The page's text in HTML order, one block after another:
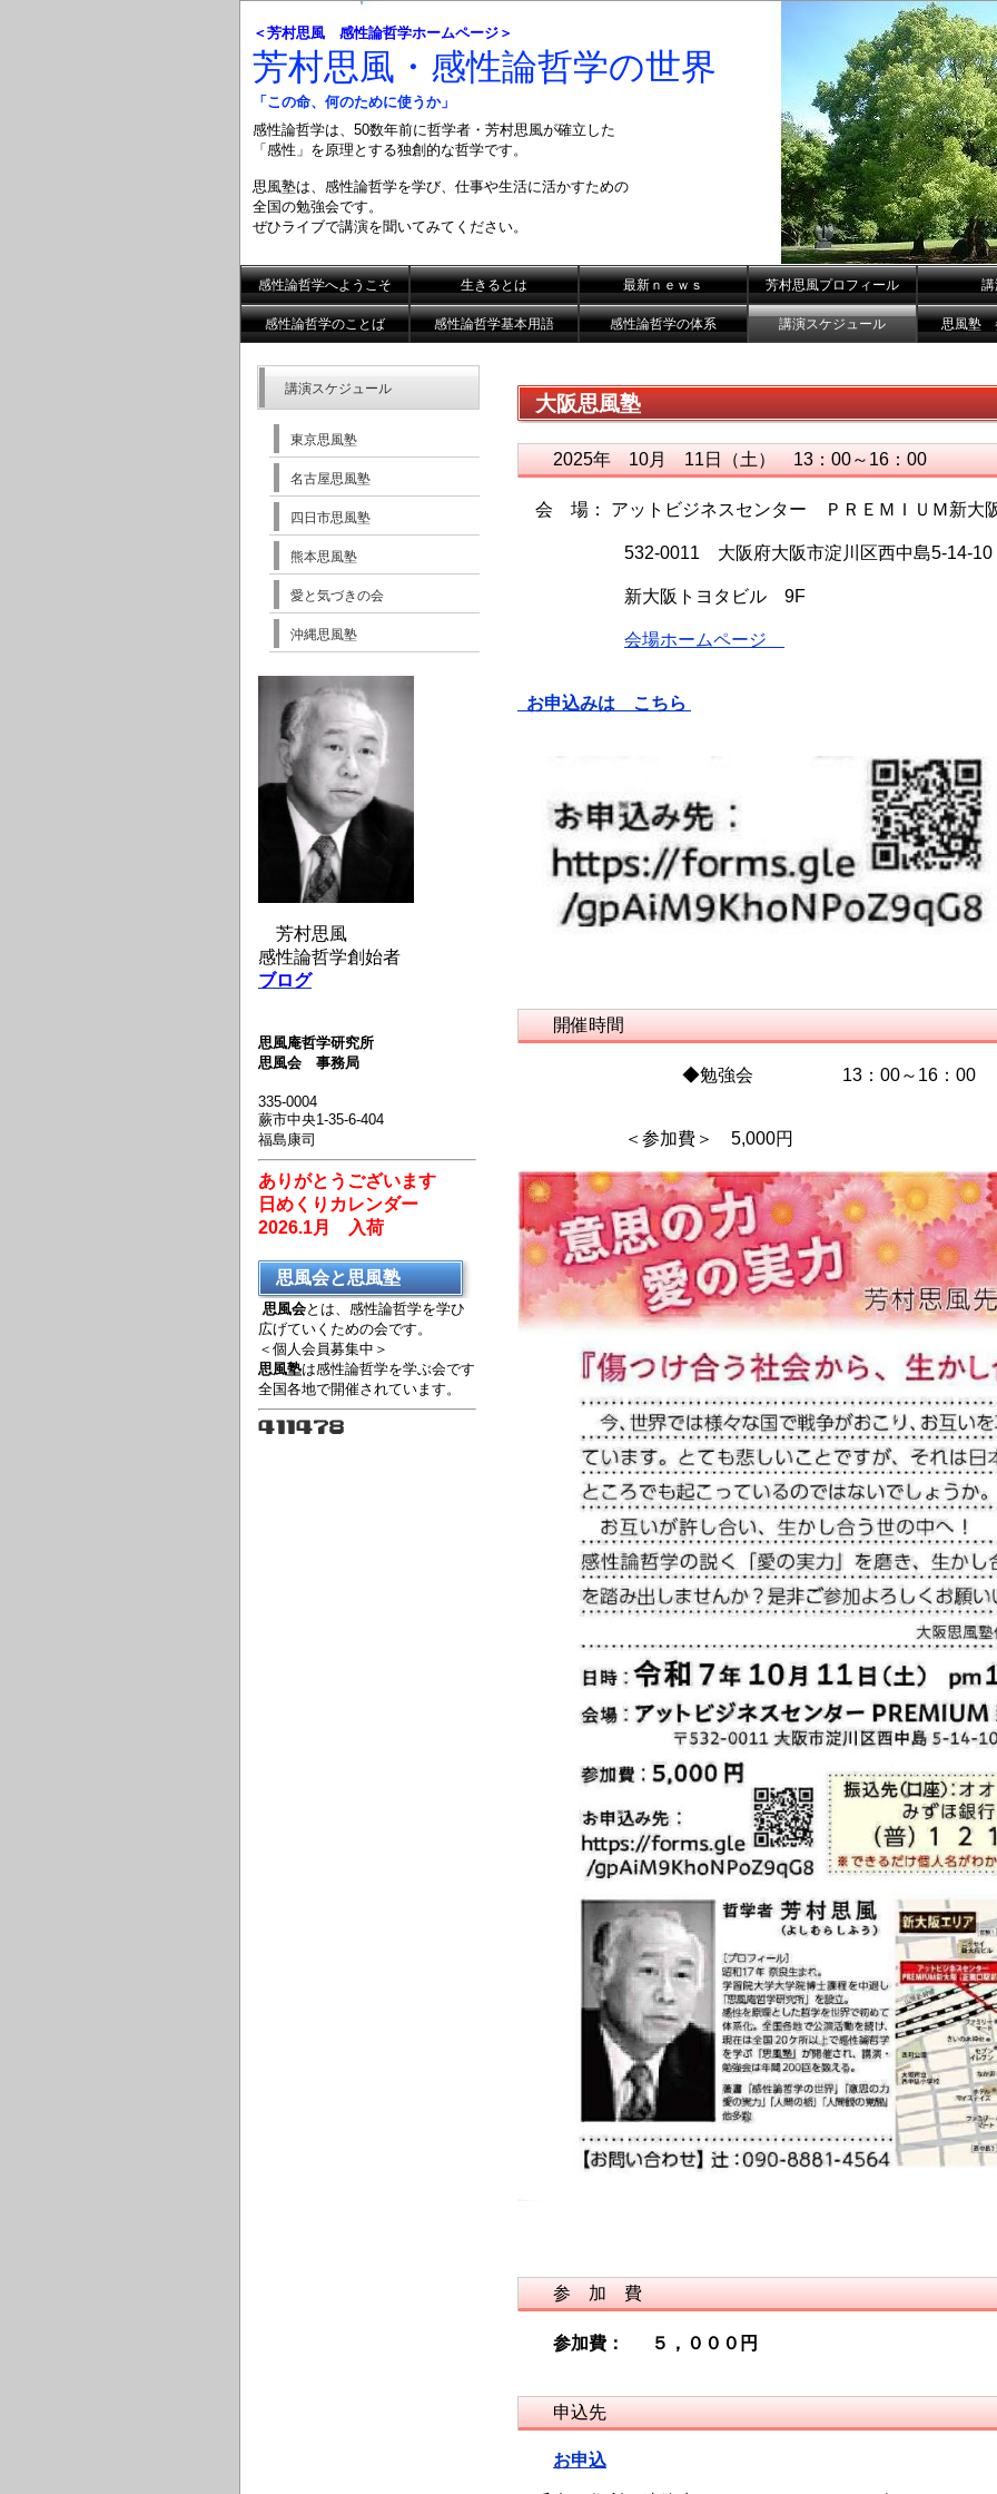
＜芳村思風 感性論哲学ホームページ＞
芳村思風・感性論哲学の世界
「この命、何のために使うか」
感性論哲学は、50数年前に哲学者・芳村思風が確立した
「感性」を原理とする独創的な哲学です。
思風塾は、感性論哲学を学び、仕事や生活に活かすための
全国の勉強会です。
ぜひライブで講演を聞いてみてください。
感性論哲学へようこそ 生きるとは 最新ｎｅｗｓ 芳村思風プロフィール
感性論哲学のことば 感性論哲学基本用語 感性論哲学の体系 講演スケジュール 思風塾
大阪思風塾
2025年 10月 11日（土） 13：00～16：00
会 場： アットビジネスセンター ＰＲＥＭＩＵＭ新大
532-0011 大阪府大阪市淀川区西中島5-14-10
新大阪トヨタビル 9F
会場ホームページ
お申込みは こちら
開催時間
◆勉強会 13：00～16：00
＜参加費＞ 5,000円
参 加 費
参加費： ５，０００円
申込先
お申込
講演スケジュール
東京思風塾
名古屋思風塾
四日市思風塾
熊本思風塾
愛と気づきの会
沖縄思風塾
芳村思風
感性論哲学創始者
ブログ
思風庵哲学研究所
思風会 事務局
335-0004
蕨市中央1-35-6-404
福島康司
ありがとうございます
日めくりカレンダー
2026.1月 入荷
思風会と思風塾
思風会とは、感性論哲学を学ひ
広げていくための会です。
＜個人会員募集中＞
思風塾は感性論哲学を学ぶ会です
全国各地で開催されています。